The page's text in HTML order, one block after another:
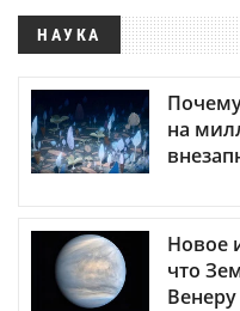
НАУКА
на
Новое
что